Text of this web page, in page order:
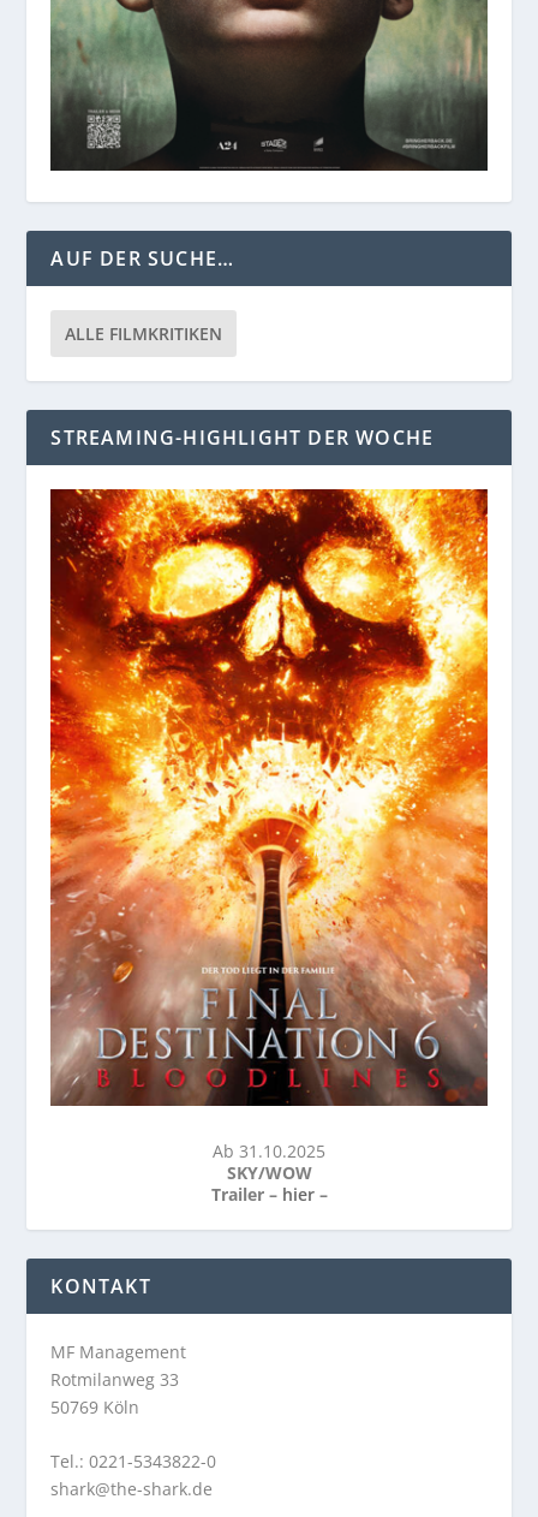
AUF DER SUCHE…
ALLE FILMKRITIKEN
STREAMING-HIGHLIGHT DER WOCHE
Ab 31.10.2025
SKY/WOW
Trailer – hier –
KONTAKT
MF Management
Rotmilanweg 33
50769 Köln
Tel.: 0221-5343822-0
shark@the-shark.de